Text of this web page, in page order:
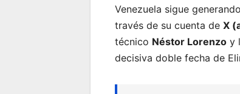
Venezuela sigue
través de su cuenta deX
técnico Néstor Lorenzo y
decisiva doble fecha de